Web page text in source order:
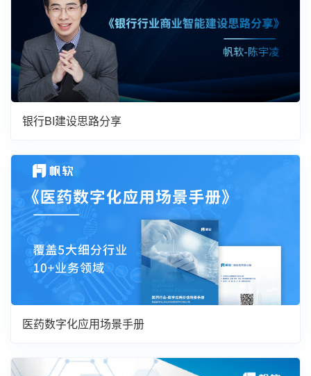
银行BI建设思路分享
医药数字化应用场景手册